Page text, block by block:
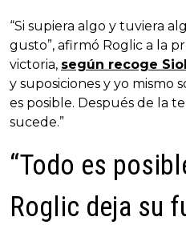
“Si supiera algo y tuviera
gusto”, afirmó Roglic a la
victoria, según recoge Siol
y suposiciones y yo mismo
es posible. Después de la
sucede.”
“Todo es
Roglic deja su